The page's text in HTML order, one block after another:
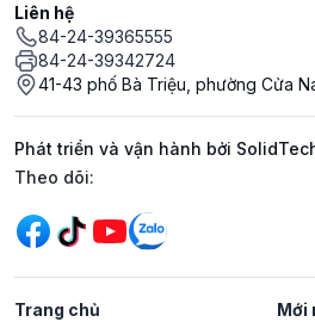
Liên hệ
84-24-39365555
84-24-39342724
41-43 phố Bà Triệu, phường Cửa
Phát triển và vận hành bởi
Mạng xã hội
Theo dõi:
Trang chủ Mới